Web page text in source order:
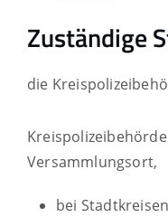
Zuständige
die
Versammlungsort,
bei